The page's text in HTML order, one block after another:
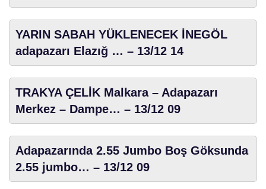
YARIN SABAH YÜKLENECEK İNEGÖL
adapazarı Elazığ … – 13/12 14
TRAKYA ÇELİK Malkara – Adapazarı
Merkez – Dampe… – 13/12 09
Adapazarında 2.55 Jumbo Boş Göksunda
2.55 jumbo… – 13/12 09